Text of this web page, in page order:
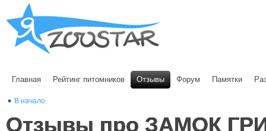
Главная Рейтинг питомников Отзывы Форум Памятки
В начало
Отзывы про ЗАМОК